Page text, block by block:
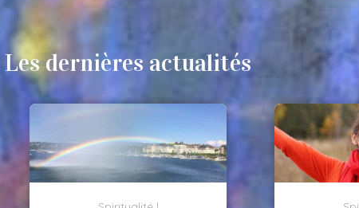
Les dernières actualités